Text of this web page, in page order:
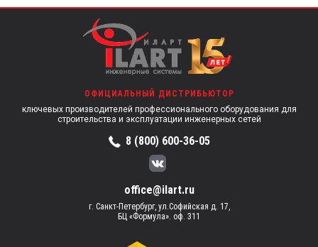
ОФИЦИАЛЬНЫЙ ДИСТРИБЬЮТОР
ключевых производителей профессионального оборудования для
строительства и эксплуатации инженерных сетей
8 (800) 600-36-05
office@ilart.ru
г. Санкт-Петербург, ул.Софийская д. 17,
БЦ «Формула». оф. 311